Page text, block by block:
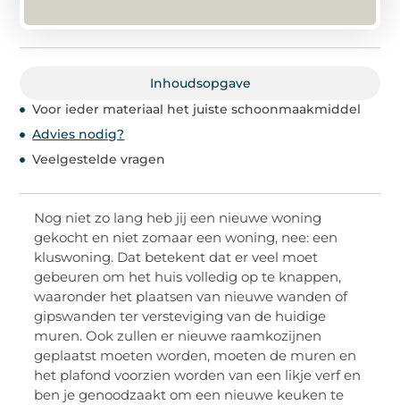
Inhoudsopgave
Voor ieder materiaal het juiste schoonmaakmiddel
Advies nodig?
Veelgestelde vragen
Nog niet zo lang heb jij een nieuwe woning
gekocht en niet zomaar een woning, nee: een
kluswoning. Dat betekent dat er veel moet
gebeuren om het huis volledig op te knappen,
waaronder het plaatsen van nieuwe wanden of
gipswanden ter versteviging van de huidige
muren. Ook zullen er nieuwe raamkozijnen
geplaatst moeten worden, moeten de muren en
het plafond voorzien worden van een likje verf en
ben je genoodzaakt om een nieuwe keuken te